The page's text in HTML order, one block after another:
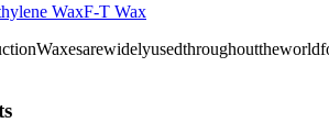
WaxF-T Wax